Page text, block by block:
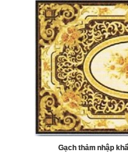
Gạch thảm nhập